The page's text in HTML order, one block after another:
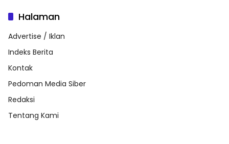
Halaman
Advertise / Iklan
Indeks Berita
Kontak
Pedoman Media Siber
Redaksi
Tentang Kami